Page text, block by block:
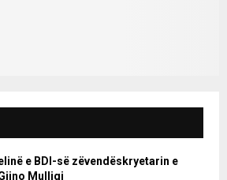
e BDI-së zëvendëskryetarin e
Mulliqi